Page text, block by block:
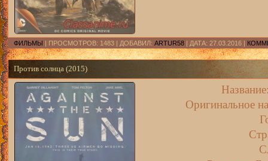
ФИЛЬМЫ | ПРОСМОТРОВ: 1483 | ДОБАВИЛ: ARTUR58 | ДАТА: 27.03.2016 |
Против солнца (2015)
Оригинальное